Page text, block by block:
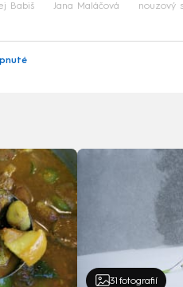
Babiš Jana Maláčová nouzový
31 fotografií